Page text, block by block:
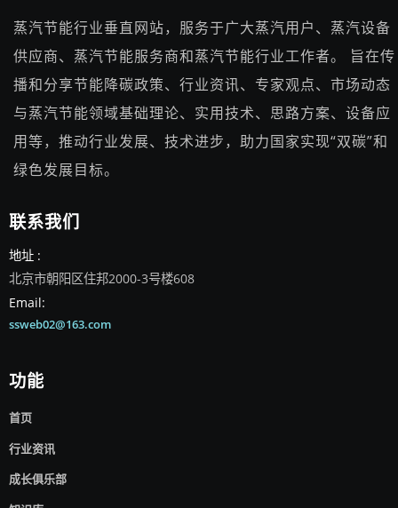
蒸汽节能行业垂直网站，服务于广大蒸汽用户、蒸汽设备
供应商、蒸汽节能服务商和蒸汽节能行业工作者。 旨在传
播和分享节能降碳政策、行业资讯、专家观点、市场动态
与蒸汽节能领域基础理论、实用技术、思路方案、设备应
用等，推动行业发展、技术进步，助力国家实现“双碳”和
绿色发展目标。
联系我们
地址 :
北京市朝阳区住邦2000-3号楼608
Email:
ssweb02@163.com
功能
首页
行业资讯
成长俱乐部